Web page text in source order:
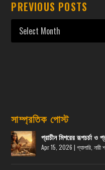
PREVIOUS POSTS
সাম্প্রতিক পোস্ট
প্রাচীন মিশরের রূপচর্চা ও
Apr 15, 2026 |গ্যালারি ,নারী